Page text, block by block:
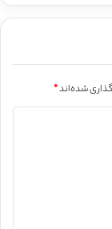
شده‌اند*